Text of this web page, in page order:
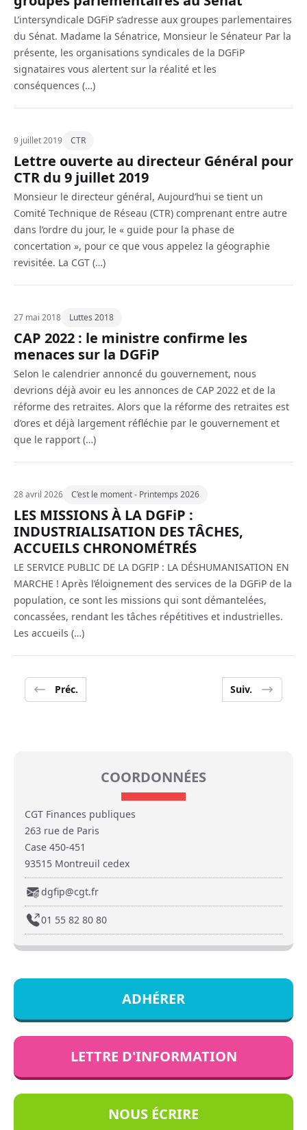
L’intersyndicale DGFiP s’adresse aux groupes parlementaires
du Sénat. Madame la Sénatrice, Monsieur le Sénateur Par la
présente, les organisations syndicales de la DGFiP
signataires vous alertent sur la réalité et les
conséquences (…)
9 juillet 2019 CTR
Lettre ouverte au directeur Général pour
CTR du 9 juillet 2019
Monsieur le directeur général, Aujourd’hui se tient un
Comité Technique de Réseau (CTR) comprenant entre autre
dans l’ordre du jour, le « guide pour la phase de
concertation », pour ce que vous appelez la géographie
revisitée. La CGT (…)
27 mai 2018 Luttes 2018
CAP 2022 : le ministre confirme les
menaces sur la DGFiP
Selon le calendrier annoncé du gouvernement, nous
devrions déjà avoir eu les annonces de CAP 2022 et de la
réforme des retraites. Alors que la réforme des retraites est
d’ores et déjà largement réfléchie par le gouvernement et
que le rapport (…)
28 avril 2026 C’est le moment - Printemps 2026
LES MISSIONS À LA DGFiP :
INDUSTRIALISATION DES TÂCHES,
ACCUEILS CHRONOMÉTRÉS
LE SERVICE PUBLIC DE LA DGFIP : LA DÉSHUMANISATION EN
MARCHE ! Après l’éloignement des services de la DGFiP de la
population, ce sont les missions qui sont démantelées,
concassées, rendant les tâches répétitives et industrielles.
Les accueils (…)
Préc. Suiv.
COORDONNÉES
CGT Finances publiques
263 rue de Paris
Case 450-451
93515 Montreuil cedex
dgfip@cgt.fr
01 55 82 80 80
ADHÉRER
LETTRE D'INFORMATION
NOUS ÉCRIRE